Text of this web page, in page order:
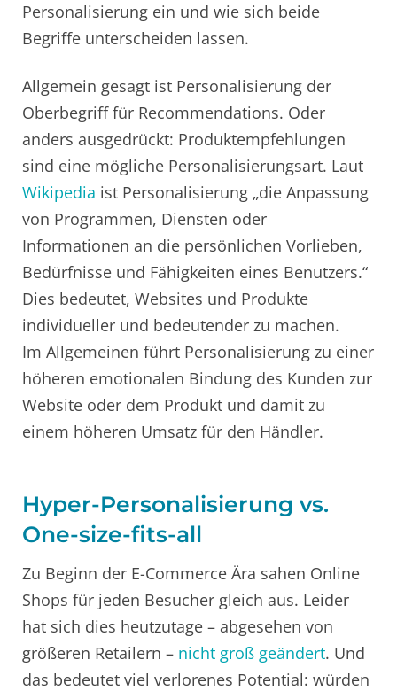
Personalisierung ein und wie sich beide
Begriffe unterscheiden lassen.
Allgemein gesagt ist Personalisierung der
Oberbegriff für Recommendations. Oder
anders ausgedrückt: Produktempfehlungen
sind eine mögliche Personalisierungsart. Laut
Wikipedia ist Personalisierung „die Anpassung
von Programmen, Diensten oder
Informationen an die persönlichen Vorlieben,
Bedürfnisse und Fähigkeiten eines Benutzers.“
Dies bedeutet, Websites und Produkte
individueller und bedeutender zu machen.
Im Allgemeinen führt Personalisierung zu einer
höheren emotionalen Bindung des Kunden zur
Website oder dem Produkt und damit zu
einem höheren Umsatz für den Händler.
Hyper-Personalisierung vs.
One-size-fits-all
Zu Beginn der E-Commerce Ära sahen Online
Shops für jeden Besucher gleich aus. Leider
hat sich dies heutzutage – abgesehen von
größeren Retailern – nicht groß geändert. Und
das bedeutet viel verlorenes Potential: würden